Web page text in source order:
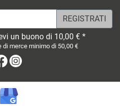
un buono di 10,00 € *
di merce minimo di 50,00 €
Facebook